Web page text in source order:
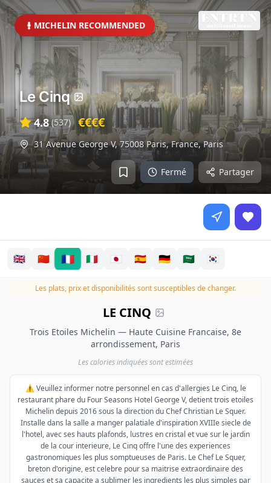
MICHELIN RECOMMENDED
Fermé Partager
Le Cinq
4.8 (537) €€€€
31 Avenue George V, 75008 Paris, France,Paris
🇬🇧 🇨🇳 🇫🇷 🇮🇹 🇯🇵 🇪🇸 🇩🇪 🇸🇦 🇰🇷
Les plats, prix et disponibilités sont susceptibles de changer.
LE CINQ
Trois Etoiles Michelin — Haute Cuisine Francaise, 8e
arrondissement, Paris
Les calories indiquées sont estimées
⚠️ Veuillez informer notre personnel en cas d'allergies Le Cinq, le
restaurant phare du Four Seasons Hotel George V, detient trois etoiles
Michelin depuis 2016 sous la direction du Chef Christian Le Squer.
Installe dans la salle a manger palatiale d'inspiration XVIIIe siecle de
l'hotel, avec ses hauts plafonds, lustres en cristal et vue sur le jardin
de la cour interieure, Le Cinq offre l'une des experiences
gastronomiques les plus somptueuses de Paris. Le Chef Le Squer,
breton d'origine, est celebre pour sa maitrise extraordinaire des
sauces et sa capacite a sublimer les ingredients les plus simples par